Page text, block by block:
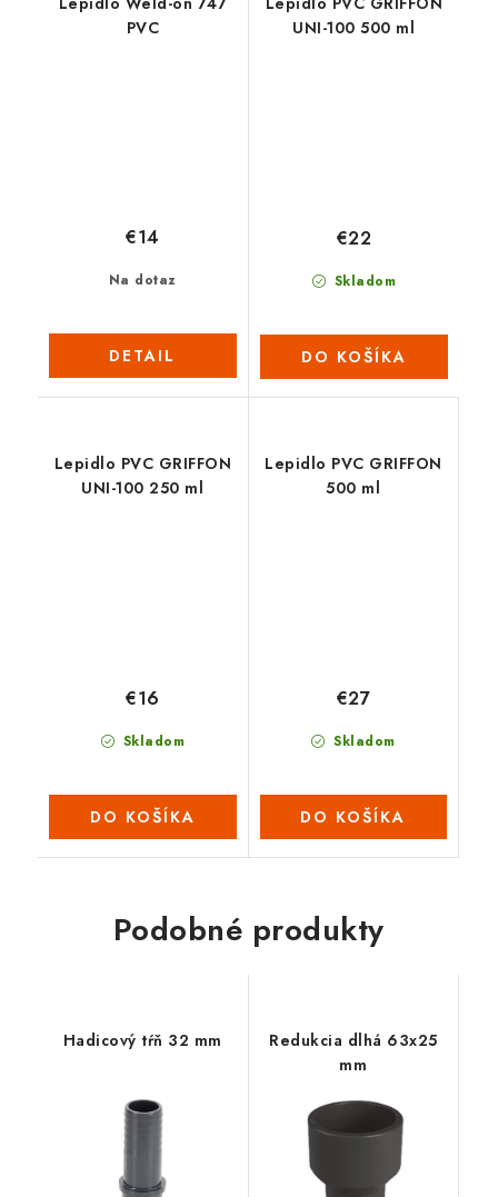
PVC
Na dotaz
€14
DETAIL
UNI-100 500 ml
Skladom
€22
DO KOŠÍKA
Lepidlo PVC GRIFFON
UNI-100 250 ml
Skladom
€16
DO KOŠÍKA
Lepidlo PVC GRIFFON
500 ml
Skladom
€27
DO KOŠÍKA
Podobné produkty
Hadicový tŕň 32 mm
Redukcia dlhá 63x25
mm